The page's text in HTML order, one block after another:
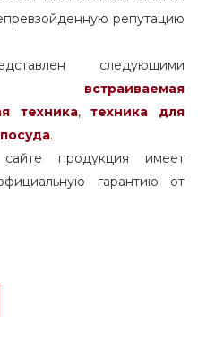
репутацию
следующими
встраиваемая
техника,
техника для
посуда.
продукция имеет
гарантию от